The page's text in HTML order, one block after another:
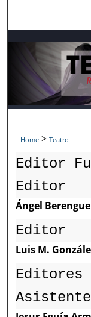
Home > Teatro
Editor
Editor
Ángel
Editor
Luis M.
Editores